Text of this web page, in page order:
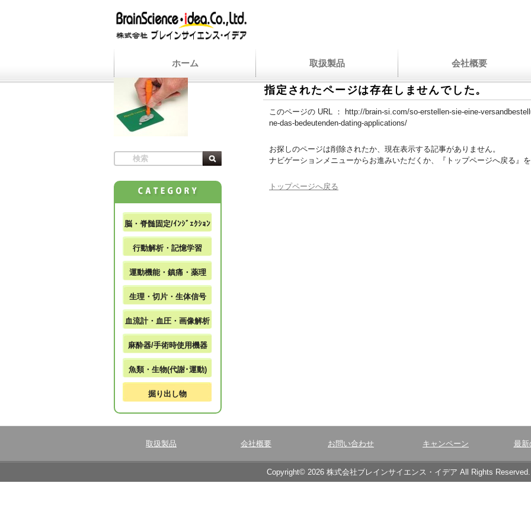
ホーム 取扱製品 会社概要
指定されたページは存在しませんでした。
このページの URL ：
http://brain-si.com/so-erstellen-sie-eine-
ne-das-bedeutenden-dating-applications/
お探しのページは削除されたか、現在表示する記事がありません。
ナビゲーションメニューからお進みいただくか、『トップページへ戻る』を
トップページへ戻る
脳・脊髄固定/ｲﾝｼﾞｪｸｼｮﾝ
行動解析・記憶学習
運動機能・鎮痛・薬理
生理・切片・生体信号
血流計・血圧・画像解析
麻酔器/手術時使用機器
魚類・生物(代謝･運動)
掘り出し物
取扱製品 会社概要 お問い合わせ キャンペーン 最新
Copyright© 2026 株式会社ブレインサイエンス・イデア All Rights Reserved.